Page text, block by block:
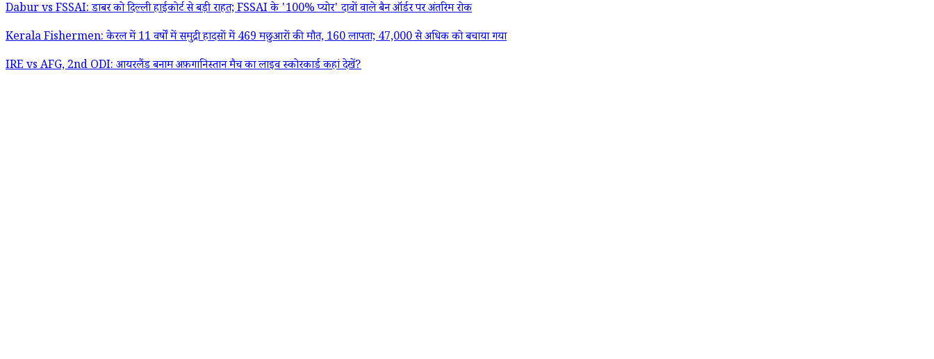
Dabur vs FSSAI: डाबर को दिल्ली हाईकोर्ट से बड़ी राहत; FSSAI के '100% प्योर' दावों वाले बैन ऑर्डर पर अंतरिम रोक
Kerala Fishermen: केरल में 11 वर्षों में समुद्री हादसों में 469 मछुआरों की मौत, 160 लापता; 47,000 से अधिक को बचाया गया
IRE vs AFG, 2nd ODI: आयरलैंड बनाम अफ़गानिस्तान मैच का लाइव स्कोरकार्ड कहां देखें?